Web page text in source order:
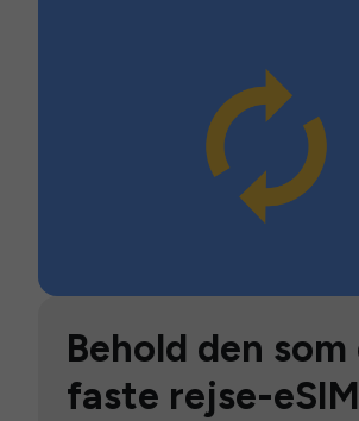
Behold den som
faste rejse-eSIM